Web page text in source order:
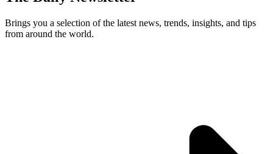
Brings you a selection of the latest news, trends, insights, and tips
from around the world.